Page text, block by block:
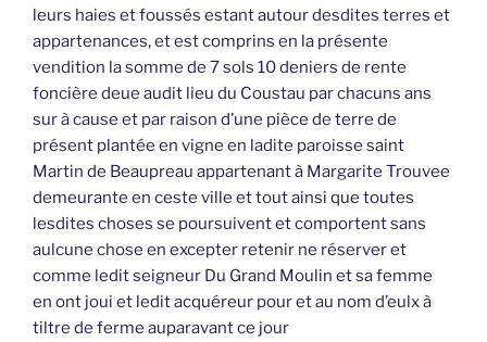
leurs haies et foussés estant autour desdites terres et
appartenances, et est comprins en la présente
vendition la somme de 7 sols 10 deniers de rente
foncière deue audit lieu du Coustau par chacuns ans
sur à cause et par raison d’une pièce de terre de
présent plantée en vigne en ladite paroisse saint
Martin de Beaupreau appartenant à Margarite Trouvee
demeurante en ceste ville et tout ainsi que toutes
lesdites choses se poursuivent et comportent sans
aulcune chose en excepter retenir ne réserver et
comme ledit seigneur Du Grand Moulin et sa femme
en ont joui et ledit acquéreur pour et au nom d’eulx à
tiltre de ferme auparavant ce jour